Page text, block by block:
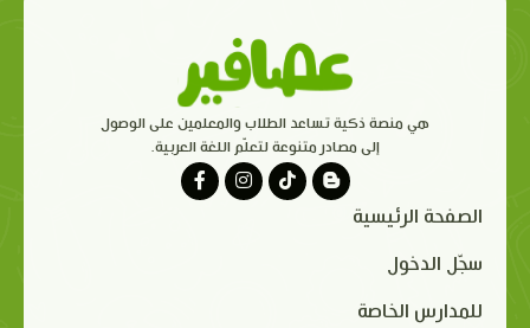
هي منصة ذكية تساعد الطلاب والمعلمين على الوصول
إلى مصادر متنوعة لتعلّم اللغة العربية.
الصفحة الرئيسية
سجّل الدخول
للمدارس الخاصة